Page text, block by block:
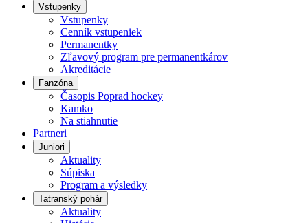
Vstupenky
Vstupenky
Cenník vstupeniek
Permanentky
Zľavový program pre permanentkárov
Akreditácie
Fanzóna
Časopis Poprad hockey
Kamko
Na stiahnutie
Partneri
Juniori
Aktuality
Súpiska
Program a výsledky
Tatranský pohár
Aktuality